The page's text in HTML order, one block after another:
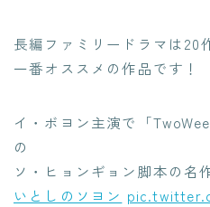
長編ファミリードラマは20
一番オススメの作品です！
イ・ボヨン主演で「
の
ソ・ヒョンギョン脚本の名
いとしのソヨン